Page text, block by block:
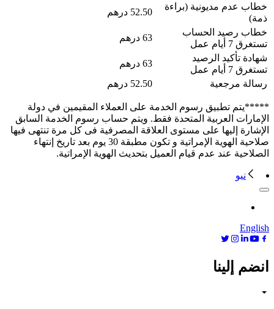
خطاب عدم مديونية (براءة
ذمة)
52.50 درهم
خطاب رصيد الحساب
تستغرق 7 أيام عمل
63 درهم
شهادة تأكيد الرصيد
تستغرق 7 أيام عمل
63 درهم
رسالة مرجعية
52.50 درهم
*****يتم تطبيق رسوم الخدمة على العملاء المقيمين في دولة
الإمارات العربية المتحدة فقط. ويتم حساب رسوم الخدمة السابق
الإشارة إليها على مستوى العلاقة المصرفية فى كل مرة تنتهى فيها
صلاحية الهوية الإمراتية و تكون مطبقة 30 يوم بعد تاريخ إنتهاء
الصلاحية عند عدم قيام العميل بتحديث الهوية الإمراتية.
نيو
English
انضم إلينا